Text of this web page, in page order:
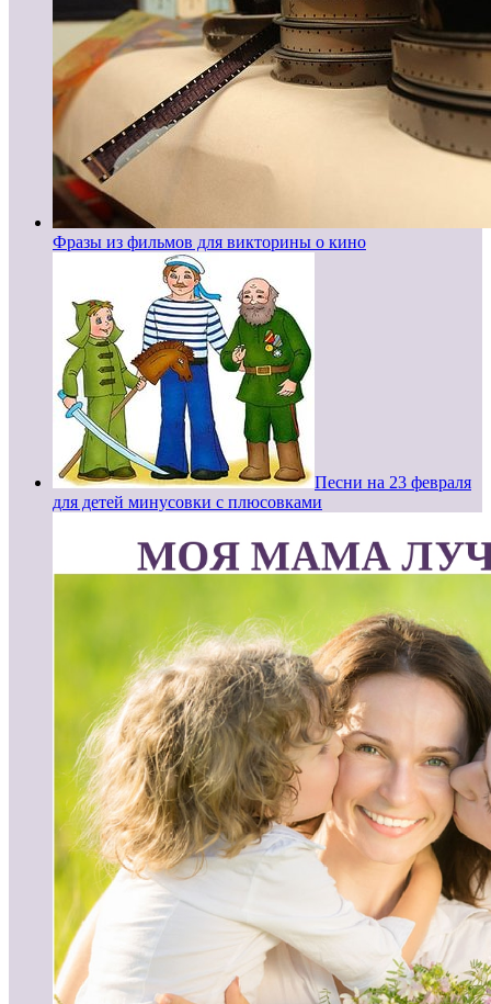
Фразы из фильмов для викторины о кино
Песни на 23 февраля
для детей минусовки с плюсовками